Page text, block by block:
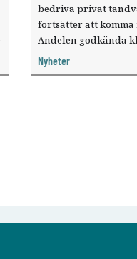
bedriva privat
fortsätter att
Andelen godkända
ökat, visar nya siffror.
Nyheter